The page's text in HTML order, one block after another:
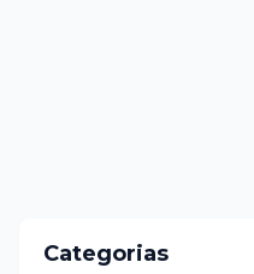
Categorias